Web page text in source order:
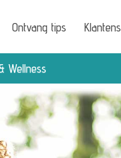
Ontvang tips
Wellness